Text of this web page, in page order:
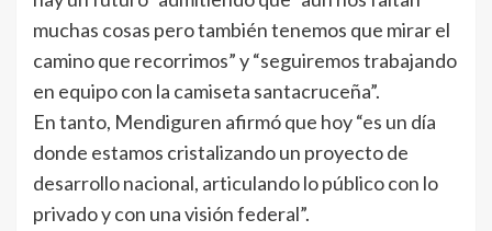
muchas cosas pero también tenemos que mirar el
camino que recorrimos” y “seguiremos trabajando
en equipo con la camiseta santacruceña”.
En tanto, Mendiguren afirmó que hoy “es un día
donde estamos cristalizando un proyecto de
desarrollo nacional, articulando lo público con lo
privado y con una visión federal”.